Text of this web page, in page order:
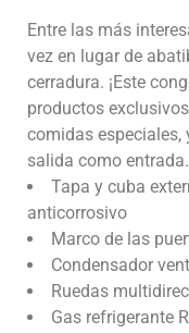
Entre las más
vez en lugar de
cerradura. ¡Este
productos
comidas especiales,
salida como entrada.
Tapa y cuba
anticorrosivo
Marco de las
Condensador
Ruedas
Gas refrigerante